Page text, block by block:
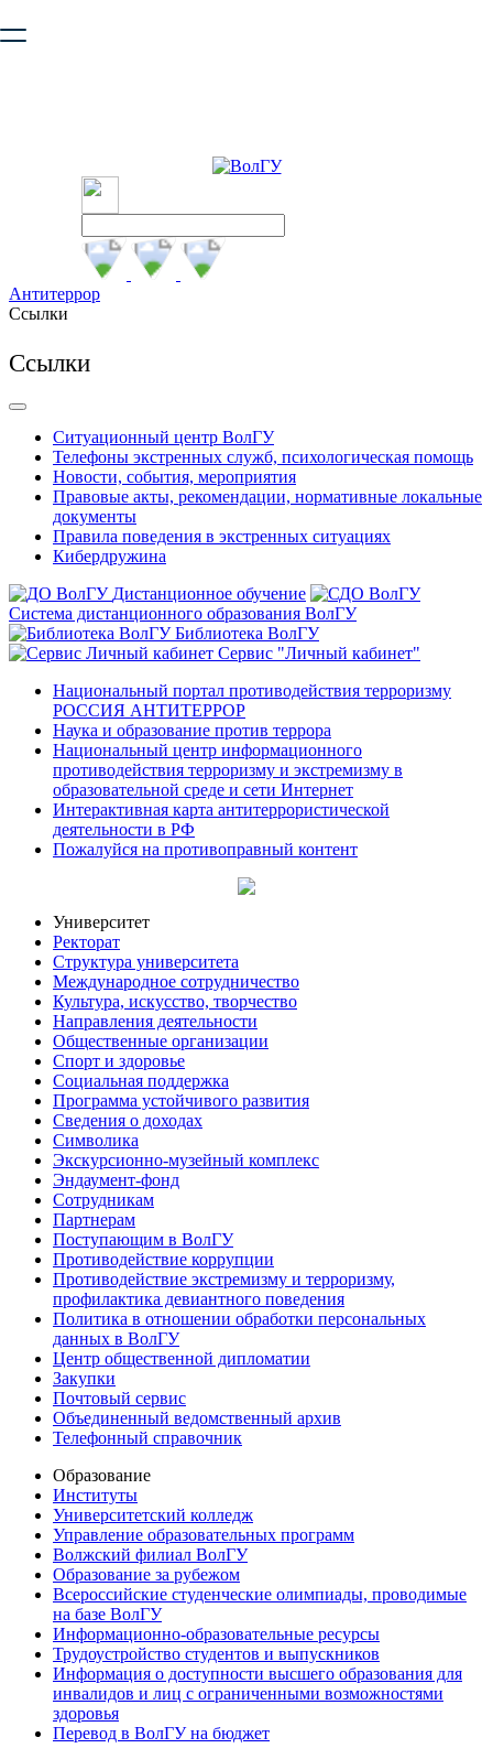
безопасную работу с сайтом. Пожалуйста
Антитеррор
Ссылки
Ссылки
Ситуационный центр ВолГУ
Телефоны экстренных служб, психологическая помощь
Новости, события, мероприятия
Правовые акты, рекомендации, нормативные локальные
документы
Правила поведения в экстренных ситуациях
Кибердружина
Дистанционное обучение
Система дистанционного образования ВолГУ
Библиотека ВолГУ
Сервис "Личный кабинет"
Национальный портал противодействия терроризму
РОССИЯ АНТИТЕРРОР
Наука и образование против террора
Национальный центр информационного
противодействия терроризму и экстремизму в
образовательной среде и сети Интернет
Интерактивная карта антитеррористической
деятельности в РФ
Пожалуйся на противоправный контент
Университет
Ректорат
Структура университета
Международное сотрудничество
Культура, искусство, творчество
Направления деятельности
Общественные организации
Спорт и здоровье
Социальная поддержка
Программа устойчивого развития
Сведения о доходах
Символика
Экскурсионно-музейный комплекс
Эндаумент-фонд
Сотрудникам
Партнерам
Поступающим в ВолГУ
Противодействие коррупции
Противодействие экстремизму и терроризму,
профилактика девиантного поведения
Политика в отношении обработки персональных
данных в ВолГУ
Центр общественной дипломатии
Закупки
Почтовый сервис
Объединенный ведомственный архив
Телефонный справочник
Образование
Институты
Университетский колледж
Управление образовательных программ
Волжский филиал ВолГУ
Образование за рубежом
Всероссийские студенческие олимпиады, проводимые
на базе ВолГУ
Информационно-образовательные ресурсы
Трудоустройство студентов и выпускников
Информация о доступности высшего образования для
инвалидов и лиц с ограниченными возможностями
здоровья
Перевод в ВолГУ на бюджет